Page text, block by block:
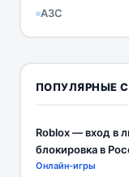
АЗС
ПОПУЛЯРНЫЕ
Roblox — вход в
блокировка в
Онлайн-игры